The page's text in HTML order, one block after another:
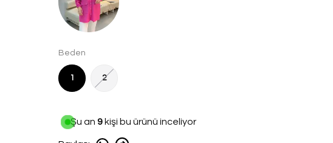
Beden
1 2
Şu an 9kişi bu ürünü inceliyor